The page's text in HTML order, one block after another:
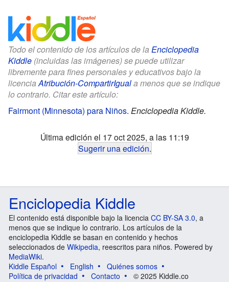
Todo el contenido de los artículos de la Enciclopedia
Kiddle (incluidas las imágenes) se puede utilizar
libremente para fines personales y educativos bajo la
licenciaAtribución-CompartirIguala menos que se indique
lo contrario. Citar este artículo:
Fairmont (Minnesota) para Niños. Enciclopedia Kiddle.
Última edición el 17 oct 2025, a las 11:19
Sugerir una edición.
Enciclopedia Kiddle
El contenido está disponible bajo la licencia CC BY-SA 3.0, a
menos que se indique lo contrario. Los artículos de la
enciclopedia Kiddle se basan en contenido y hechos
seleccionados de Wikipedia, reescritos para niños. Powered by
MediaWiki.
Kiddle Español
English
Quiénes somos
Política de privacidad
Contacto © 2025 Kiddle.co